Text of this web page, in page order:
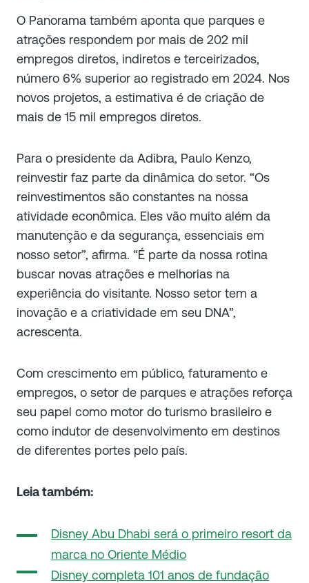
O Panorama também aponta que parques e
atrações respondem por mais de 202 mil
empregos diretos, indiretos e terceirizados,
número 6% superior ao registrado em 2024. Nos
novos projetos, a estimativa é de criação de
mais de 15 mil empregos diretos.
Para o presidente da Adibra, Paulo Kenzo,
reinvestir faz parte da dinâmica do setor. “Os
reinvestimentos são constantes na nossa
atividade econômica. Eles vão muito além da
manutenção e da segurança, essenciais em
nosso setor”, afirma. “É parte da nossa rotina
buscar novas atrações e melhorias na
experiência do visitante. Nosso setor tem a
inovação e a criatividade em seu DNA”,
acrescenta.
Com crescimento em público, faturamento e
empregos, o setor de parques e atrações reforça
seu papel como motor do turismo brasileiro e
como indutor de desenvolvimento em destinos
de diferentes portes pelo país.
Leia também:
Disney Abu Dhabi será o primeiro resort da
marca no Oriente Médio
Disney completa 101 anos de fundação